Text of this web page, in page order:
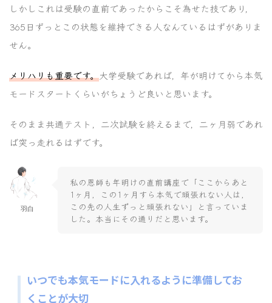
しかしこれは受験の直前であったからこそ為せた技であり，
365日ずっとこの状態を維持できる人なんているはずがありま
せん。
メリハリも重要です。大学受験であれば，年が明けてから本気
モードスタートくらいがちょうど良いと思います。
そのまま共通テスト，二次試験を終えるまで，二ヶ月弱であれ
ば突っ走れるはずです。
羽白
私の恩師も年明けの直前講座で「ここからあと
1ヶ月，この1ヶ月すら本気で頑張れない人は，
この先の人生ずっと頑張れない」と言っていま
した。本当にその通りだと思います。
いつでも本気モードに入れるように準備してお
くことが大切